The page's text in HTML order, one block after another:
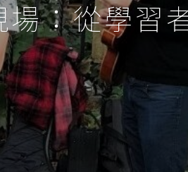
：從學習